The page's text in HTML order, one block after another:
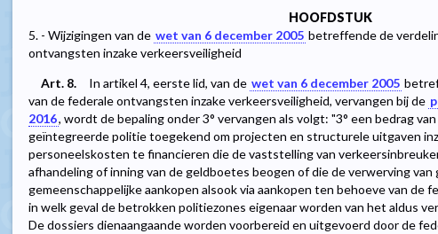
HOOFDSTUK
5. - Wijzigingen van de wet van 6 december 2005 betreffende de
ontvangsten inzake verkeersveiligheid
Art. 8.
In artikel 4, eerste lid, van de wet van 6 december 2005
van de federale ontvangsten inzake verkeersveiligheid, vervangen bij de
2016, wordt de bepaling onder 3° vervangen als volgt: "3° een bedrag
geïntegreerde politie toegekend om projecten en structurele uitgaven
personeelskosten te financieren die de vaststelling van
afhandeling of inning van de geldboetes beogen of die de verwerving van
gemeenschappelijke aankopen alsook via aankopen ten behoeve van de
in welk geval de betrokken politiezones eigenaar worden van het aldus
De dossiers dienaangaande worden voorbereid en uitgevoerd door de